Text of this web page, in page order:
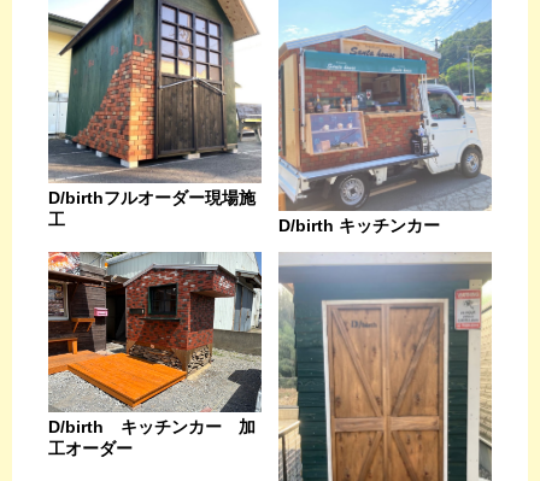
D/birthフルオーダー現場施
工
D/birth キッチンカー
D/birth キッチンカー 加
工オーダー